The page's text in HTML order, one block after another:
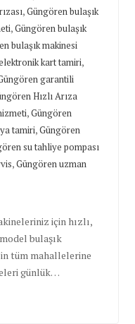
,Güngören bulaşık
,Güngören bulaşık
bulaşık makinesi
kart tamiri,
garantili
Hızlı Arıza
,Güngören
tamiri,Güngören
su tahliye pompası
,Güngören uzman
için hızlı,
bulaşık
tüm mahallelerine
günlük…